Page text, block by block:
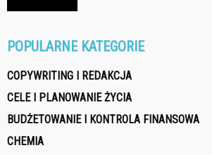
POPULARNE KATEGORIE
COPYWRITING I REDAKCJA
CELE I PLANOWANIE ŻYCIA
BUDŻETOWANIE I KONTROLA FINANSOWA
CHEMIA